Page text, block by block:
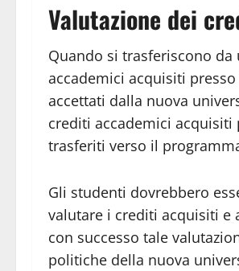
Valutazione dei
Quando si trasferiscono da
accademici acquisiti
accettati dalla nuova
crediti accademici
trasferiti verso il
Gli studenti dovrebbero
valutare i crediti acquisiti
con successo tale
politiche della nuova